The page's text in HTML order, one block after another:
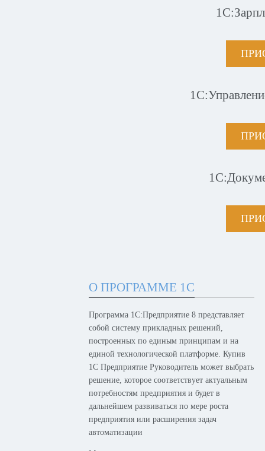
О ПРОГРАММЕ 1С
Программа 1С:Предприятие 8 представляет
собой систему прикладных решений,
построенных по единым принципам и на
единой технологической платформе. Купив
1С Предприятие Руководитель может выбрать
решение, которое соответствует актуальным
потребностям предприятия и будет в
дальнейшем развиваться по мере роста
предприятия или расширения задач
автоматизации